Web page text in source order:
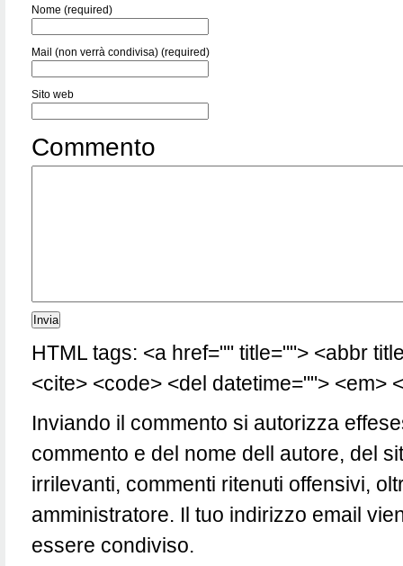
Nome (required)
Mail (non verrà condivisa) (required)
Sito web
Commento
HTML tags: <a href="" title=""> <abbr
<cite> <code> <del datetime=""> <em>
Inviando il commento si autorizza
commento e del nome dell autore, del
irrilevanti, commenti ritenuti offensivi,
amministratore. Il tuo indirizzo email
essere condiviso.